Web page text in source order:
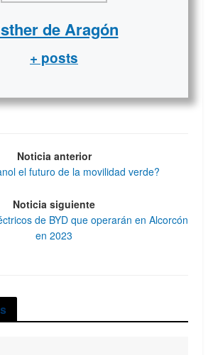
de Aragón
+ posts
Noticia anterior
el futuro de la movilidad verde?
Noticia siguiente
de BYD que operarán en Alcorcón
en 2023